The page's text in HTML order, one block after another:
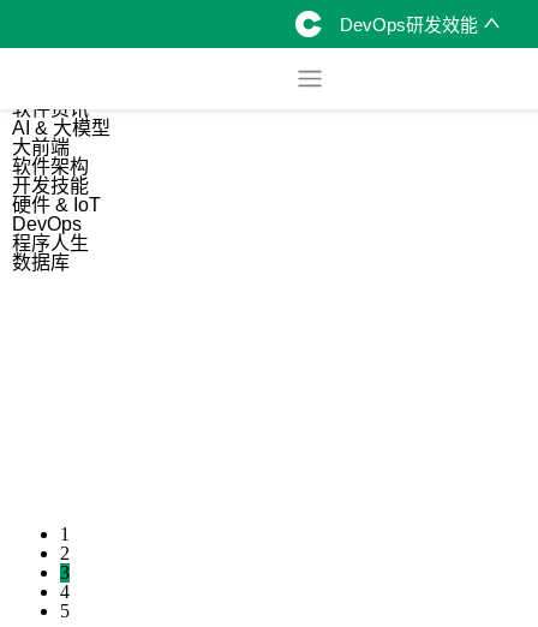
DevOps研发效能
软件资讯
AI & 大模型
大前端
软件架构
开发技能
硬件 & IoT
DevOps
程序人生
数据库
1
2
3
4
5